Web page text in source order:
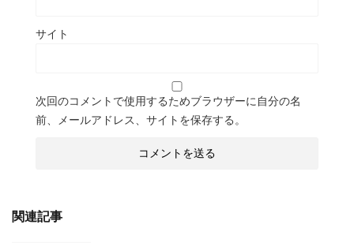
サイト
次回のコメントで使用するためブラウザーに自分の名
前、メールアドレス、サイトを保存する。
関連記事